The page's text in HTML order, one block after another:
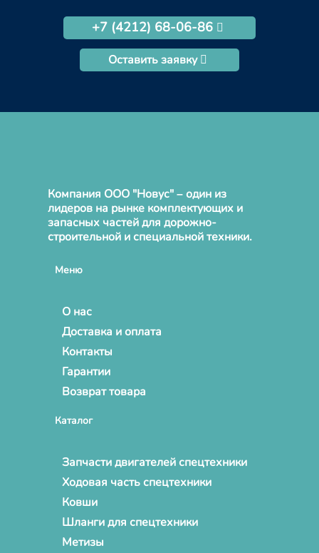
+7 (4212) 68-06-86
Оставить заявку
Компания ООО "Новус" – один из
лидеров на рынке комплектующих и
запасных частей для дорожно-
строительной и специальной техники.
Меню
О нас
Доставка и оплата
Контакты
Гарантии
Возврат товара
Каталог
Запчасти двигателей спецтехники
Ходовая часть спецтехники
Ковши
Шланги для спецтехники
Метизы